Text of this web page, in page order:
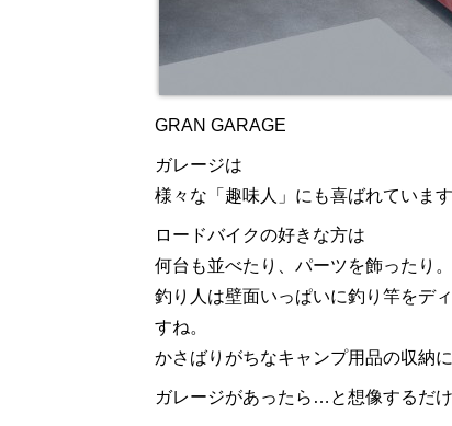
GRAN GARAGE
ガレージは
様々な「趣味人」にも喜ばれています
ロードバイクの好きな方は
何台も並べたり、パーツを飾ったり。
釣り人は壁面いっぱいに釣り竿をデ
すね。
かさばりがちなキャンプ用品の収納
ガレージがあったら…と想像するだけ